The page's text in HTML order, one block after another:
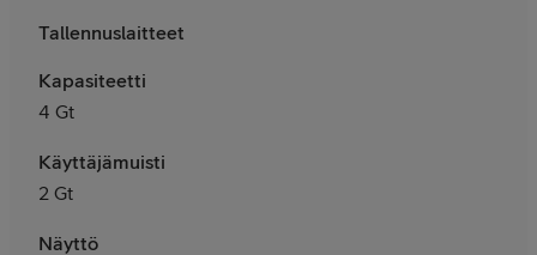
Tallennuslaitteet
Kapasiteetti
4 Gt
Käyttäjämuisti
2 Gt
Näyttö